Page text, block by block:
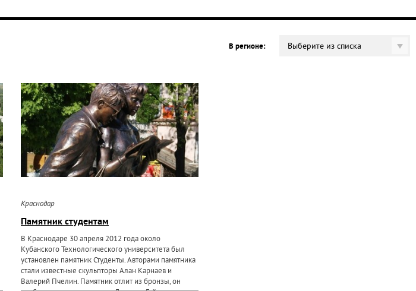
В регионе: Выберите из списка
Краснодар
Памятник студентам
В Краснодаре 30 апреля 2012 года около
Кубанского Технологического университета был
установлен памятник Студенты. Авторами памятника
стали известные скульпторы Алан Карнаев и
Валерий Пчелин. Памятник отлит из бронзы, он